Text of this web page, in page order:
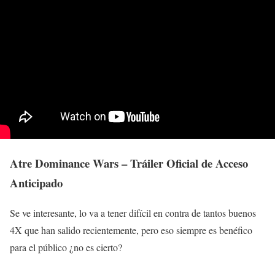
Atre Dominance Wars – Tráiler Oficial de Acceso
Anticipado
Se ve interesante, lo va a tener difícil en contra de tantos buenos
4X que han salido recientemente, pero eso siempre es benéfico
para el público ¿no es cierto?